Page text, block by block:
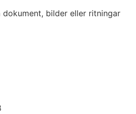
dokument, bilder eller ritningar